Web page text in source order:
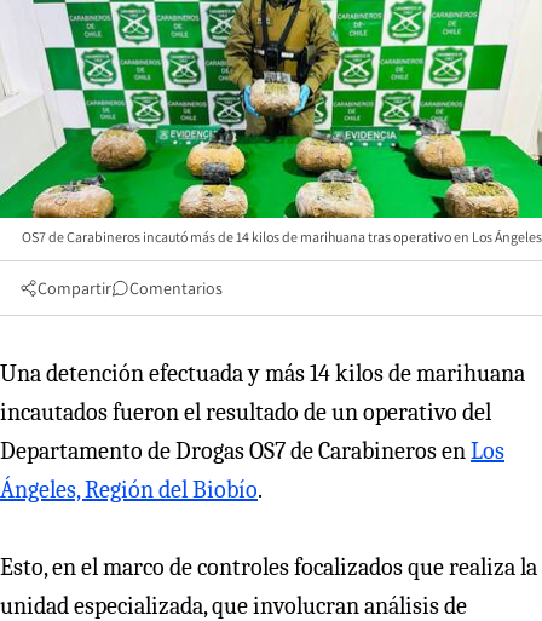
OS7 de Carabineros incautó más de 14 kilos de marihuana tras operativo en Los Ángeles
Compartir Comentarios
Una detención efectuada y más 14 kilos de marihuana
incautados fueron el resultado de un operativo del
Departamento de Drogas OS7 de Carabineros enLos
Ángeles, Región del Biobío.
Esto, en el marco de controles focalizados que realiza la
unidad especializada, que involucran análisis de